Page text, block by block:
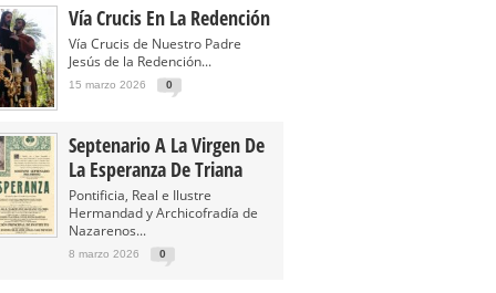
Vía Crucis En La Redención
Vía Crucis de Nuestro Padre
Jesús de la Redención...
15 marzo 2026 0
Septenario A La Virgen De
La Esperanza De Triana
Pontificia, Real e Ilustre
Hermandad y Archicofradía de
Nazarenos...
8 marzo 2026 0